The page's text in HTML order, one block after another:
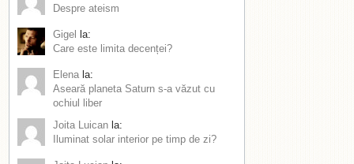
Despre ateism
Gigel la:
Care este limita decenței?
Elena la:
Aseară planeta Saturn s-a văzut cu
ochiul liber
Joita Luican la:
Iluminat solar interior pe timp de zi?